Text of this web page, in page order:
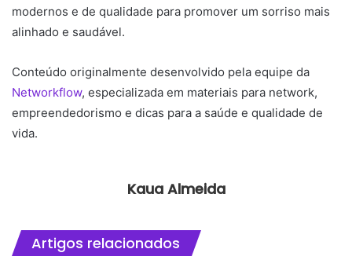
modernos e de qualidade para promover um sorriso mais
alinhado e saudável.
Conteúdo originalmente desenvolvido pela equipe da
Networkflow, especializada em materiais para network,
empreendedorismo e dicas para a saúde e qualidade de
vida.
Kaua Almeida
Artigos relacionados